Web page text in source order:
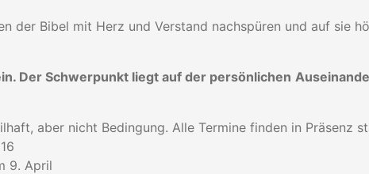
der Bibel mit Herz und Verstand nachspüren und auf sie
Der Schwerpunkt liegt auf der persönlichen
aber nicht Bedingung. Alle Termine finden in Präsenz
9. April